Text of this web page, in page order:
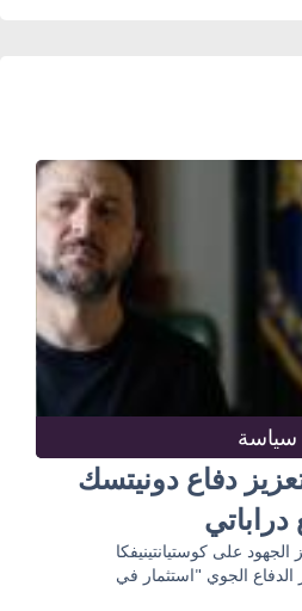
سياسة
دفاع دونيتسك
على كوستيانتينيفكا
الجوي "استثمار في